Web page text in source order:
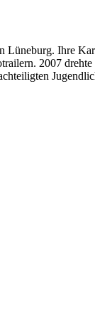
Ihre
2007